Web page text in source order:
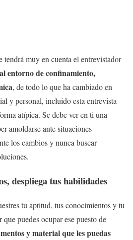
tendrá muy en cuenta el entrevistador
entorno de confinamiento,
, de todo lo que ha cambiado en
y personal, incluido esta entrevista
atípica. Se debe ver en ti una
amoldarse ante situaciones
los cambios y nunca buscar
despliega tus habilidades
tu aptitud, tus conocimientos y tu
puedes ocupar ese puesto de
y material que les puedas